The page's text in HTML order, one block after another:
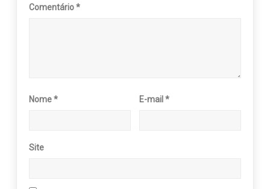
Comentário*
Nome* E-mail*
Site